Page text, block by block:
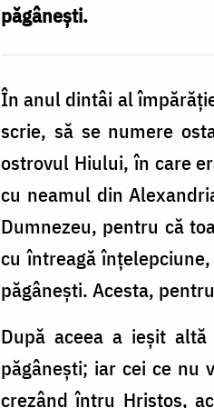
păgânești.
În anul dintâi al
scrie, să se numere
ostrovul Hiului, în care
cu neamul din
Dumnezeu, pentru că
cu întreagă
păgânești. Acesta,
După aceea a ieșit
păgânești; iar cei ce nu
crezând întru Hristos,